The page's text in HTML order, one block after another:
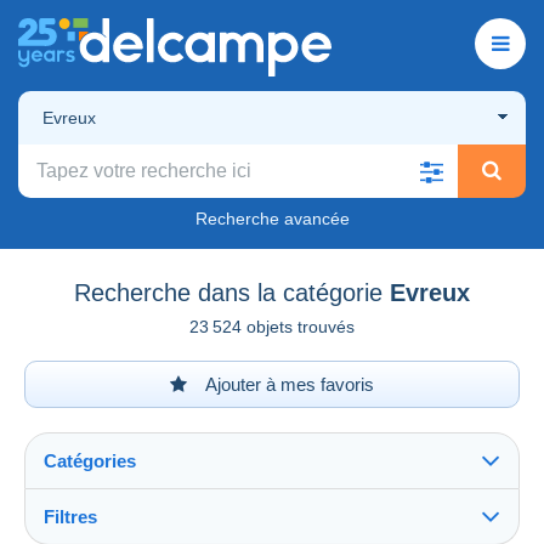
Evreux
Recherche avancée
Recherche dans la catégorie Evreux
23 524 objets trouvés
Ajouter à mes favoris
Catégories
Filtres